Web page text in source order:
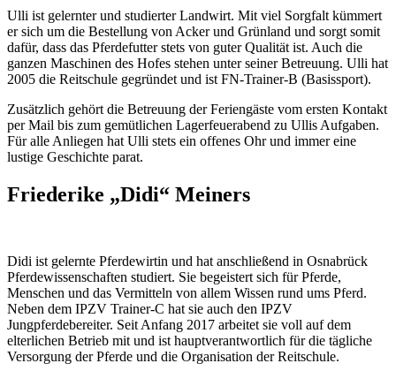
Ulli ist gelernter und studierter Landwirt. Mit viel Sorgfalt kümmert
er sich um die Bestellung von Acker und Grünland und sorgt somit
dafür, dass das Pferdefutter stets von guter Qualität ist. Auch die
ganzen Maschinen des Hofes stehen unter seiner Betreuung. Ulli hat
2005 die Reitschule gegründet und ist FN-Trainer-B (Basissport).
Zusätzlich gehört die Betreuung der Feriengäste vom ersten Kontakt
per Mail bis zum gemütlichen Lagerfeuerabend zu Ullis Aufgaben.
Für alle Anliegen hat Ulli stets ein offenes Ohr und immer eine
lustige Geschichte parat.
Friederike „Didi“ Meiners
Didi ist gelernte Pferdewirtin und hat anschließend in Osnabrück
Pferdewissenschaften studiert. Sie begeistert sich für Pferde,
Menschen und das Vermitteln von allem Wissen rund ums Pferd.
Neben dem IPZV Trainer-C hat sie auch den IPZV
Jungpferdebereiter. Seit Anfang 2017 arbeitet sie voll auf dem
elterlichen Betrieb mit und ist hauptverantwortlich für die tägliche
Versorgung der Pferde und die Organisation der Reitschule.